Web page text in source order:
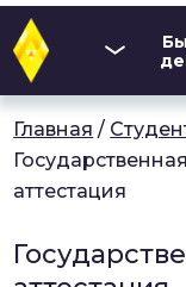
Перейти
основному
содержанию
Главная /
аттестация